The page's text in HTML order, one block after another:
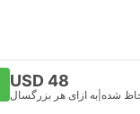
USD 48
شده به ازای هر بزرگسال